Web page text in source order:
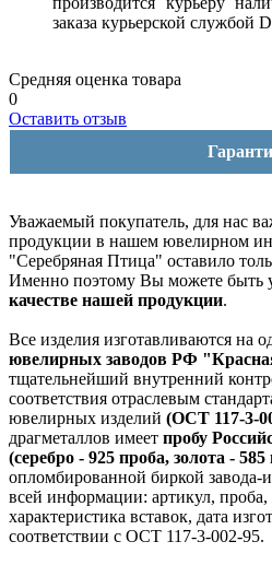
заказа курьерской службой
Средняя оценка товара
0
Оставить отзыв
Уважаемый покупатель, для нас
продукции в нашем ювелирном
"Серебряная Птица" оставило
Именно поэтому Вы можете быть
качестве нашей продукции.
Все изделия изготавливаются на
ювелирных заводов РФ
тщательнейший внутренний
соответствия отраслевым
ювелирных изделий (ОСТ 117-3-
драгметаллов имеет пробу
(серебро - 925 проба, золота - 585
опломбированной биркой завода-
всей информации: артикул,
характеристика вставок, дата
соответствии с ОСТ 117-3-002-95.